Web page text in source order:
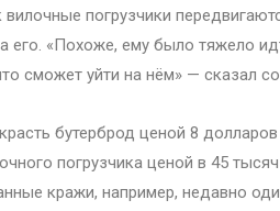
вилочные погрузчики
его. «Похоже, ему было тяжело
сможет уйти на нём» — сказал
бутерброд ценой 8
погрузчика ценой в 45
кражи, например, недавно